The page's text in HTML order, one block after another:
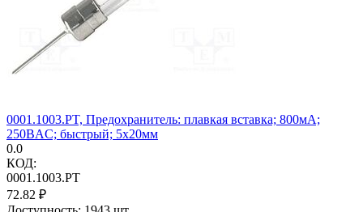
0001.1003.PT, Предохранитель: плавкая вставка; 800мА;
250ВAC; быстрый; 5x20мм
0.0
КОД:
0001.1003.PT
72.82 ₽